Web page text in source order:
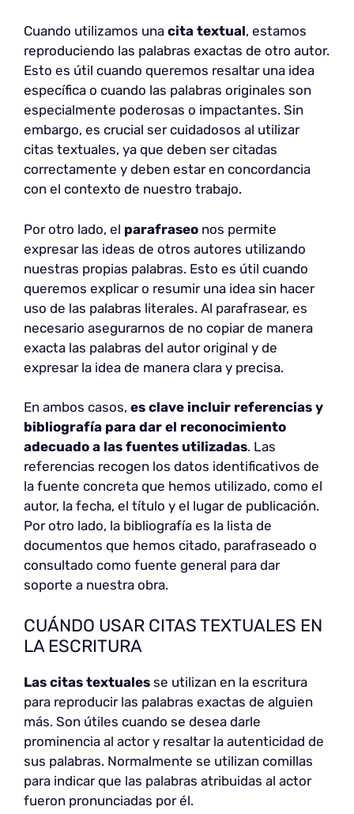
Cuando utilizamos una cita textual, estamos
reproduciendo las palabras exactas de otro autor.
Esto es útil cuando queremos resaltar una idea
específica o cuando las palabras originales son
especialmente poderosas o impactantes. Sin
embargo, es crucial ser cuidadosos al utilizar
citas textuales, ya que deben ser citadas
correctamente y deben estar en concordancia
con el contexto de nuestro trabajo.
Por otro lado, el parafraseo nos permite
expresar las ideas de otros autores utilizando
nuestras propias palabras. Esto es útil cuando
queremos explicar o resumir una idea sin hacer
uso de las palabras literales. Al parafrasear, es
necesario asegurarnos de no copiar de manera
exacta las palabras del autor original y de
expresar la idea de manera clara y precisa.
En ambos casos, es clave incluir referencias y
bibliografía para dar el reconocimiento
adecuado a las fuentes utilizadas. Las
referencias recogen los datos identificativos de
la fuente concreta que hemos utilizado, como el
autor, la fecha, el título y el lugar de publicación.
Por otro lado, la bibliografía es la lista de
documentos que hemos citado, parafraseado o
consultado como fuente general para dar
soporte a nuestra obra.
CUÁNDO USAR CITAS TEXTUALES EN
LA ESCRITURA
Las citas textuales se utilizan en la escritura
para reproducir las palabras exactas de alguien
más. Son útiles cuando se desea darle
prominencia al actor y resaltar la autenticidad de
sus palabras. Normalmente se utilizan comillas
para indicar que las palabras atribuidas al actor
fueron pronunciadas por él.